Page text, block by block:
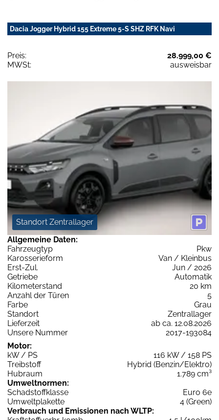
Dacia Jogger Hybrid 155 Extreme 5-S SHZ RFK Navi
Preis:
28.999,00 €
MWSt:
ausweisbar
Standort Zentrallager
Allgemeine Daten:
Fahrzeugtyp
Pkw
Karosserieform
Van / Kleinbus
Erst-Zul.
Jun / 2026
Getriebe
Automatik
Kilometerstand
20 km
Anzahl der Türen
5
Farbe
Grau
Standort
Zentrallager
Lieferzeit
ab ca. 12.08.2026
Unsere Nummer
2017-193084
Motor:
kW / PS
116 kW / 158 PS
Treibstoff
Hybrid (Benzin/Elektro)
Hubraum
1.789 cm³
Umweltnormen:
Schadstoffklasse
Euro 6e
Umweltplakette
4 (Green)
Verbrauch und Emissionen nach WLTP: